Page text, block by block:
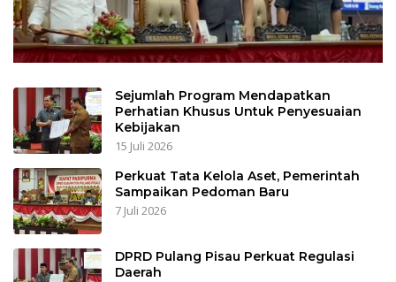
Sejumlah Program Mendapatkan
Perhatian Khusus Untuk Penyesuaian
Kebijakan
15 Juli 2026
Perkuat Tata Kelola Aset, Pemerintah
Sampaikan Pedoman Baru
7 Juli 2026
DPRD Pulang Pisau Perkuat Regulasi
Daerah